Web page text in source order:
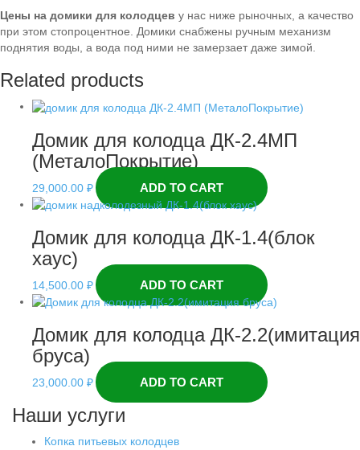
Цены на домики для колодцев у нас ниже рыночных, а качество
при этом стопроцентное. Домики снабжены ручным механизм
поднятия воды, а вода под ними не замерзает даже зимой.
Related products
Домик для колодца ДК-2.4МП
(МеталоПокрытие)
29,000.00 ₽ ADD TO CART
Домик для колодца ДК-1.4(блок
хаус)
14,500.00 ₽ ADD TO CART
Домик для колодца ДК-2.2(имитация
бруса)
23,000.00 ₽ ADD TO CART
Наши услуги
Копка питьевых колодцев